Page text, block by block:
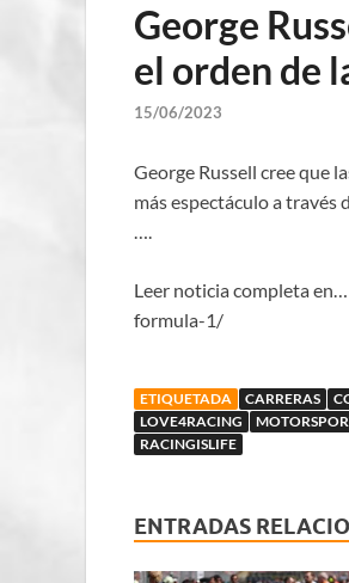
George
el orden de
15/06/2023
George Russell cree que
más espectáculo a
….
Leer noticia completa
formula-1/
ETIQUETADA CARRERAS
LOVE4RACING
RACINGISLIFE
ENTRADAS